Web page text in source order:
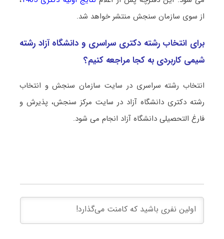
از سوی سازمان سنجش منتشر خواهد شد.
برای انتخاب رشته دکتری سراسری و دانشگاه آزاد رشته
شیمی ﻛﺎرﺑﺮدی به کجا مراجعه کنیم؟
انتخاب رشته سراسری در سایت سازمان سنجش و انتخاب
رشته دکتری دانشگاه آزاد در سایت مرکز سنجش، پذیرش و
فارغ التحصیلی دانشگاه آزاد انجام می شود.